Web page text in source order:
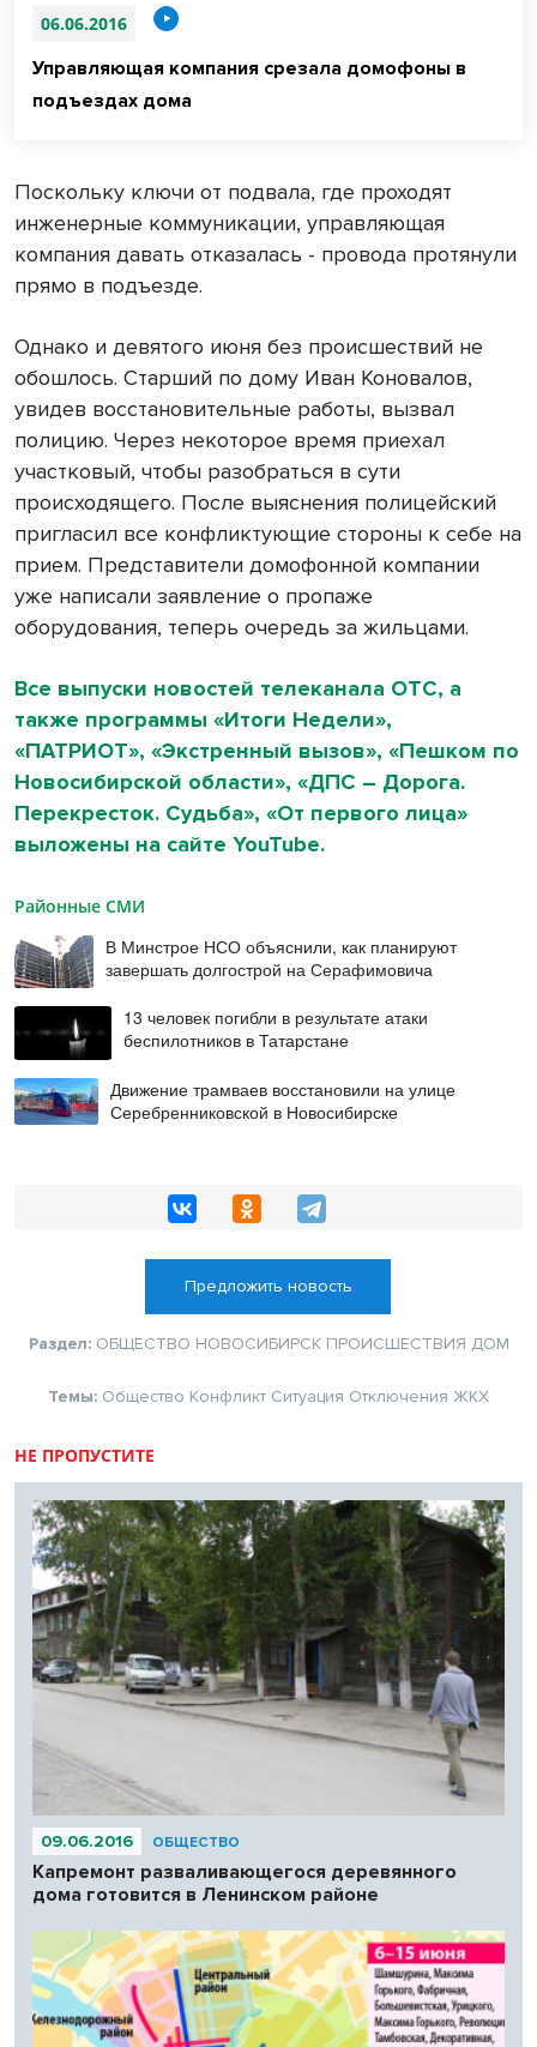
06.06.2016
Управляющая компания срезала домофоны в
подъездах дома
Поскольку ключи от подвала, где проходят
инженерные коммуникации, управляющая
компания давать отказалась - провода протянули
прямо в подъезде.
Однако и девятого июня без происшествий не
обошлось. Старший по дому Иван Коновалов,
увидев восстановительные работы, вызвал
полицию. Через некоторое время приехал
участковый, чтобы разобраться в сути
происходящего. После выяснения полицейский
пригласил все конфликтующие стороны к себе на
прием. Представители домофонной компании
уже написали заявление о пропаже
оборудования, теперь очередь за жильцами.
Все выпуски новостей телеканала ОТС, а
также программы «Итоги Недели»,
«ПАТРИОТ», «Экстренный вызов», «Пешком по
Новосибирской области», «ДПС – Дорога.
Перекресток. Судьба», «От первого лица»
выложены на сайте YouTube.
Районные СМИ
В Минстрое НСО объяснили, как планируют
завершать долгострой на Серафимовича
13 человек погибли в результате атаки
беспилотников в Татарстане
Движение трамваев восстановили на улице
Серебренниковской в Новосибирске
Предложить новость
Раздел: ОБЩЕСТВО НОВОСИБИРСК ПРОИСШЕСТВИЯ ДОМ
Темы: Общество Конфликт Ситуация Отключения ЖКХ
НЕ ПРОПУСТИТЕ
09.06.2016 ОБЩЕСТВО
Капремонт разваливающегося деревянного
дома готовится в Ленинском районе